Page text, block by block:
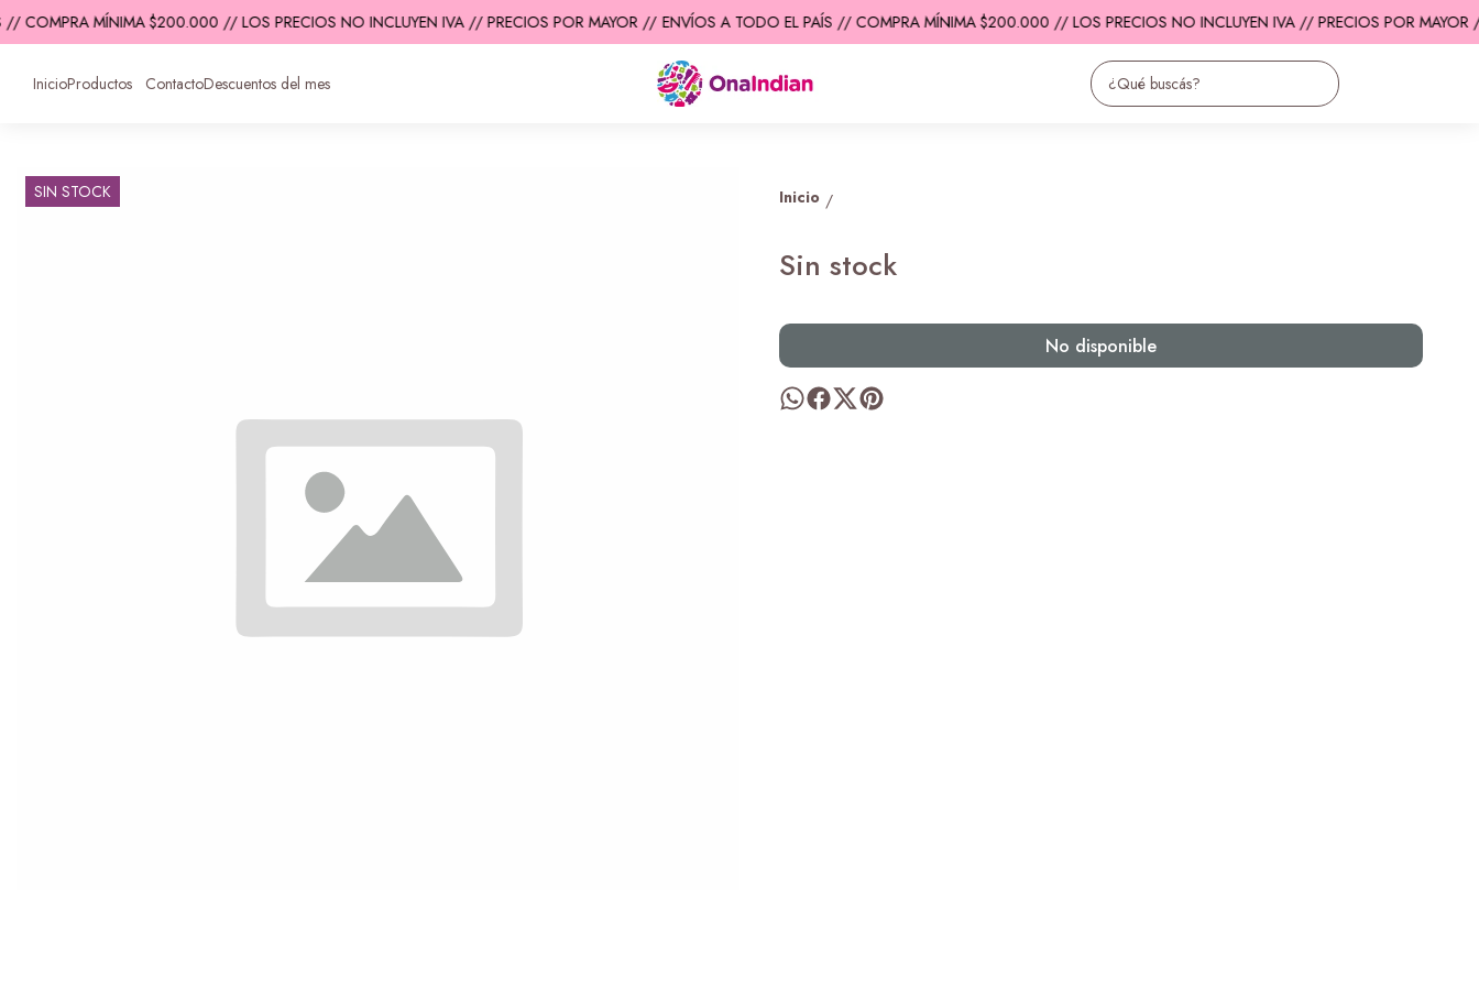
COMPRA MÍNIMA $200.000 // LOS PRECIOS NO INCLUYEN IVA // PRECIOS POR MAYOR // ENVÍOS A TODO EL PAÍS // COMPRA MÍNIMA $200.000 // LOS PRECIOS NO INCLUYEN IVA // PRECIOS POR MAYOR //
InicioProductos ContactoDescuentos del mes
SIN STOCK Inicio /
Sin stock
No disponible